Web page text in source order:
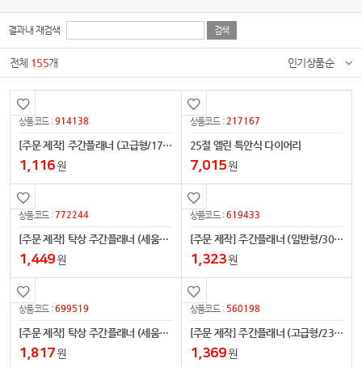
결과내 재검색
전체 155개 인기상품순
상품코드 :914138
[주문 제작] 주간플래너 (고급형/170x90mm)
1,116원
상품코드 : 217167
25절 엘린 특안식 다이어리
7,015원
상품코드 :772244
[주문 제작] 탁상 주간플래너 (세움형/170x90mm)
1,449원
상품코드 :619433
[주문 제작] 주간플래너 (일반형/305x110mm)
1,323원
상품코드 :699519
[주문 제작] 탁상 주간플래너 (세움형/305x110mm)
1,817원
상품코드 : 560198
[주문 제작] 주간플래너 (고급형/230x100mm)
1,369원